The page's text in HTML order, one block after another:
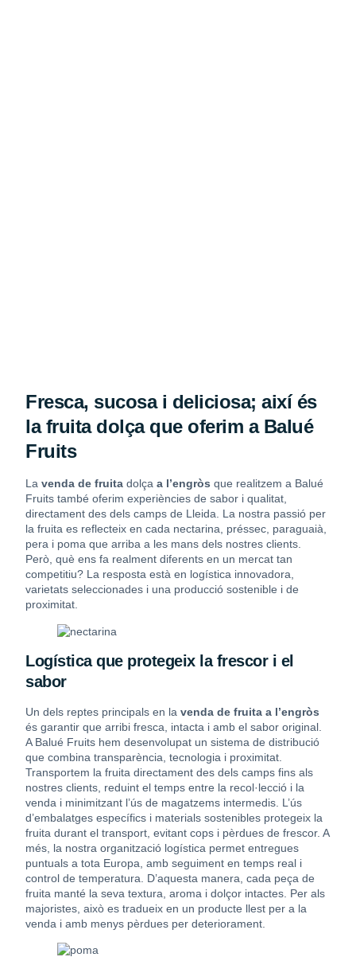
Fresca, sucosa i deliciosa; així és
la fruita dolça que oferim a Balué
Fruits
Lavenda de fruitadolçaa l’engròs que realitzem a Balué
Fruits també oferim experiències de sabor i qualitat,
directament des dels camps de Lleida. La nostra passió per
la fruita es reflecteix en cada nectarina, préssec, paraguaià,
pera i poma que arriba a les mans dels nostres clients.
Però, què ens fa realment diferents en un mercat tan
competitiu? La resposta està en logística innovadora,
varietats seleccionades i una producció sostenible i de
proximitat.
Logística que protegeix la frescor i el
sabor
Un dels reptes principals en lavenda de fruita a l’engròs
és garantir que arribi fresca, intacta i amb el sabor original.
A Balué Fruits hem desenvolupat un sistema de distribució
que combina transparència, tecnologia i proximitat.
Transportem la fruita directament des dels camps fins als
nostres clients, reduint el temps entre la recol·lecció i la
venda i minimitzant l’ús de magatzems intermedis. L’ús
d’embalatges específics i materials sostenibles protegeix la
fruita durant el transport, evitant cops i pèrdues de frescor. A
més, la nostra organització logística permet entregues
puntuals a tota Europa, amb seguiment en temps real i
control de temperatura. D’aquesta manera, cada peça de
fruita manté la seva textura, aroma i dolçor intactes. Per als
majoristes, això es tradueix en un producte llest per a la
venda i amb menys pèrdues per deteriorament.